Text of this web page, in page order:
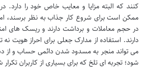
کنند که البته مزایا و معایب خاص خود را دارد.
ممکن است برای شروع کار جذاب به نظر برسند،
در حجم معاملات و برداشت دارند و ریسک های
دارند. استفاده از مدارک جعلی برای احراز هویت نه
می تواند منجر به مسدود شدن دائمی حساب و از
شود؛ تجربه ای تلخ که برای بسیاری از کاربران